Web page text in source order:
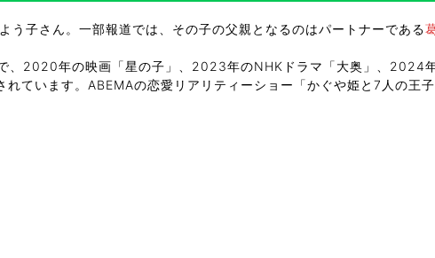
子さん。一部報道では、その子の父親となるのはパートナーである
2020年の映画「星の子」、2023年のNHKドラマ「大奥」、2024
います。ABEMAの恋愛リアリティーショー「かぐや姫と7人の王